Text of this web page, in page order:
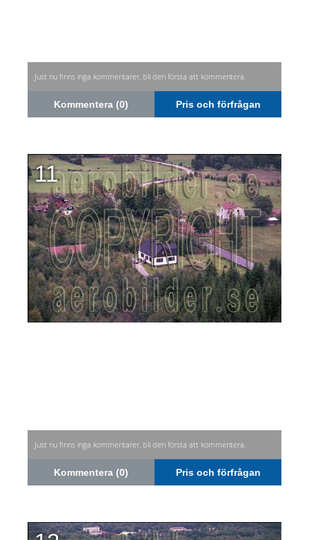
Just nu finns inga kommentarer, bli den första att kommentera.
Kommentera (0) Pris och förfrågan
11
Just nu finns inga kommentarer, bli den första att kommentera.
Kommentera (0) Pris och förfrågan